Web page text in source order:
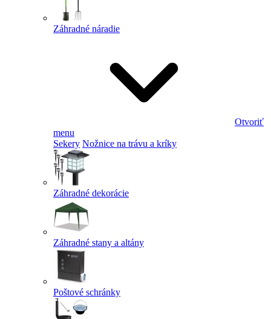
Záhradné náradie
Otvoriť
menu
Sekery Nožnice na trávu a kríky
Záhradné dekorácie
Záhradné stany a altány
Poštové schránky